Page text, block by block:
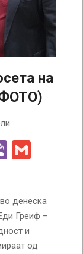
на
Viber
денеска
Греиф –
и
од